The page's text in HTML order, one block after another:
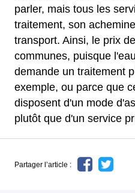
parler, mais tous les
traitement, son
transport. Ainsi, le prix
communes, puisque
demande un traitement
exemple, ou parce que
disposent d'un mode
plutôt que d'un service
Partager l’article :